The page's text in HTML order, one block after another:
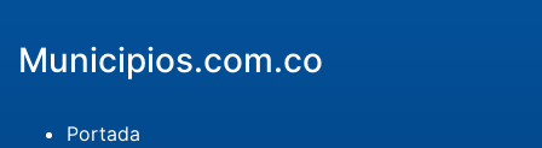
Municipios.com.co
Portada